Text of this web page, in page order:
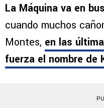
La Máquina va en
cuando muchos
Montes, en las
fuerza el nombre de